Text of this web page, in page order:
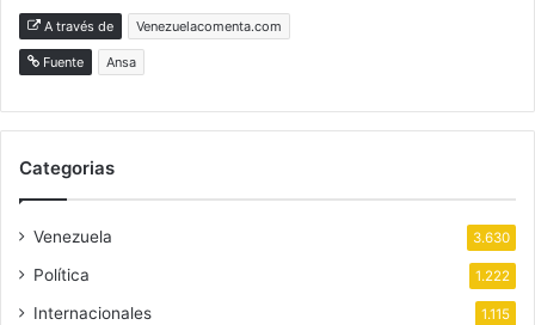
A través de Venezuelacomenta.com
Fuente Ansa
Categorias
Venezuela 3.630
Política 1.222
Internacionales 1.115